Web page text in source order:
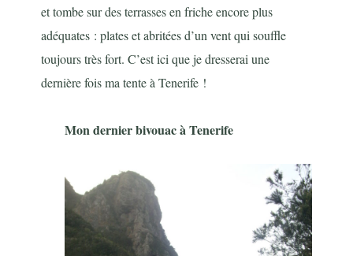
et tombe sur des terrasses en friche encore plus
adéquates : plates et abritées d’un vent qui souffle
toujours très fort. C’est ici que je dresserai une
dernière fois ma tente à Tenerife !
Mon dernier bivouac à Tenerife